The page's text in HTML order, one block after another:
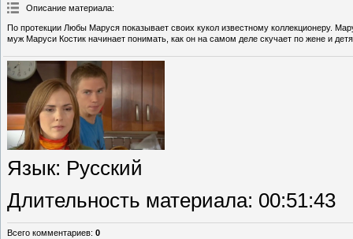
Описание материала:
По протекции Любы Маруся показывает своих кукол известному коллекционеру.
муж Маруси Костик начинает понимать, как он на самом деле скучает по жене и
Язык: Русский
Длительность материала: 00:51:43
Всего комментариев: 0